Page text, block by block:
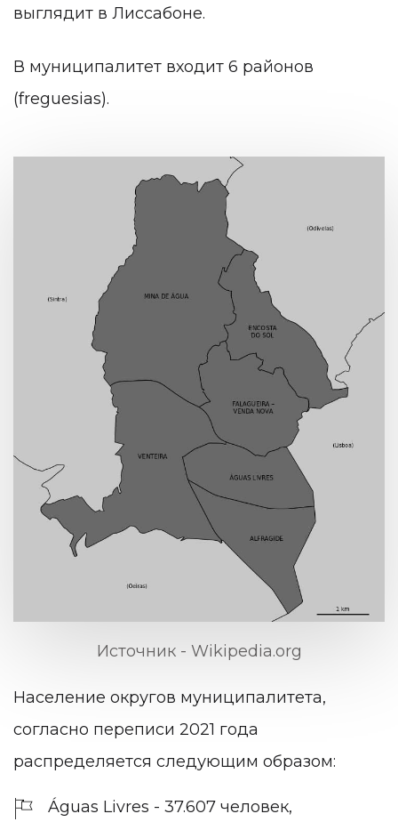
выглядит в Лиссабоне.
В муниципалитет входит 6 районов
(freguesias).
Источник - Wikipedia.org
Население округов муниципалитета,
согласно переписи 2021 года
распределяется следующим образом:
Águas Livres - 37.607 человек,